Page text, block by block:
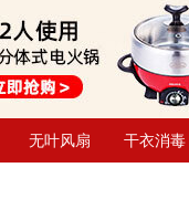
无叶风扇 干衣消毒